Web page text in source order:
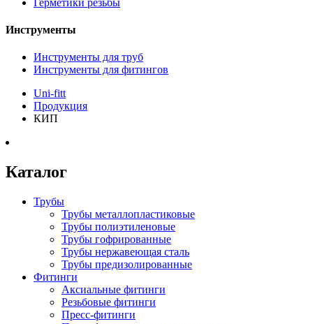
Инструменты
Инструменты для труб
Инструменты для фитингов
Uni-fitt
Продукция
КИП
Каталог
Трубы
Трубы металлопластиковые
Трубы полиэтиленовые
Трубы гофрированные
Трубы нержавеющая сталь
Трубы предизолированные
Фитинги
Аксиальные фитинги
Резьбовые фитинги
Пресс-фитинги